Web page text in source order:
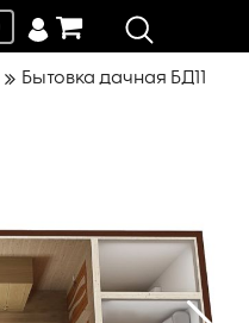
Бытовка дачная БД11